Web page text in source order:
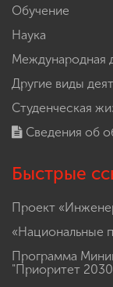
Обучение
Наука
Международная
Другие виды
Студенческая
Сведения об
Быстрые
Проект
«Национальные
Программа
"Приоритет